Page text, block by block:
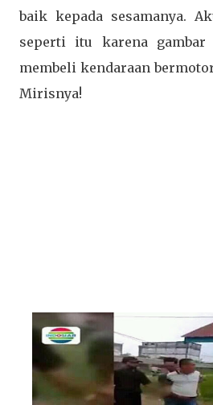
baik kepada sesamanya.
seperti itu karena gambar
membeli kendaraan
Mirisnya!